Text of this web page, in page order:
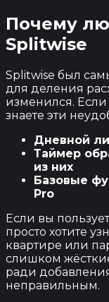
Почему
Splitwise
Splitwise был
для деления
изменился. Если
знаете эти
Дневной
Таймер
из них
Базовые
Pro
Если вы
просто хотите
квартире или
слишком
ради
неправильным.